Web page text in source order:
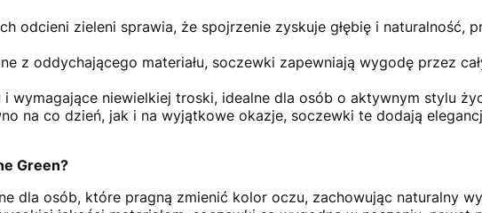
odcieni zieleni sprawia, że spojrzenie zyskuje głębię i naturalność,
z oddychającego materiału, soczewki zapewniają wygodę przez
i wymagające niewielkiej troski, idealne dla osób o aktywnym stylu
na co dzień, jak i na wyjątkowe okazje, soczewki te dodają
Green?
dla osób, które pragną zmienić kolor oczu, zachowując naturalny